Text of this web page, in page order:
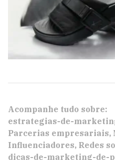
Acompanhe tudo sobre:
estrategias-de-
Parcerias empresariais
Influenciadores Redes
dicas-de-marketing-de-